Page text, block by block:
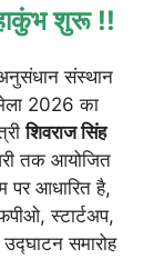
शुरू !!
संस्थान
मेला 2026 का
शिवराज सिंह
तक आयोजित
पर आधारित है,
स्टार्टअप,
उद्घाटन समारोह